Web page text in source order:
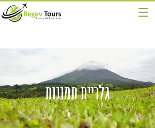
גלריית תמונות